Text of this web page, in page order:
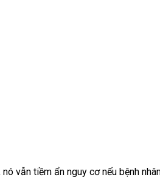
vẫn tiềm ẩn nguy cơ nếu bệnh